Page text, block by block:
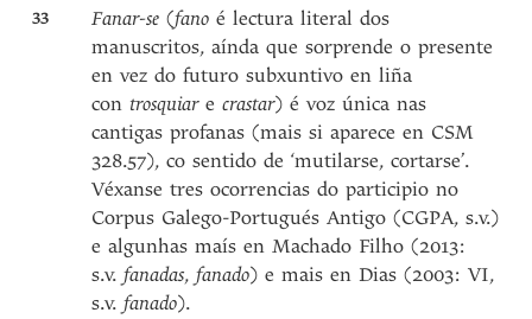
33 Fanar-se (fano é lectura literal dos
manuscritos, aínda que sorprende o presente
en vez do futuro subxuntivo en liña
controsquiarecrastar) é voz única nas
cantigas profanas (mais si aparece en CSM
328.57), co sentido de ‘mutilarse, cortarse’.
Véxanse tres ocorrencias do participio no
Corpus Galego-Portugués Antigo (CGPA, s.v.)
e algunhas maís en Machado Filho (2013:
s.v.fanadas,fanado) e mais en Dias (2003: VI,
s.v.fanado).